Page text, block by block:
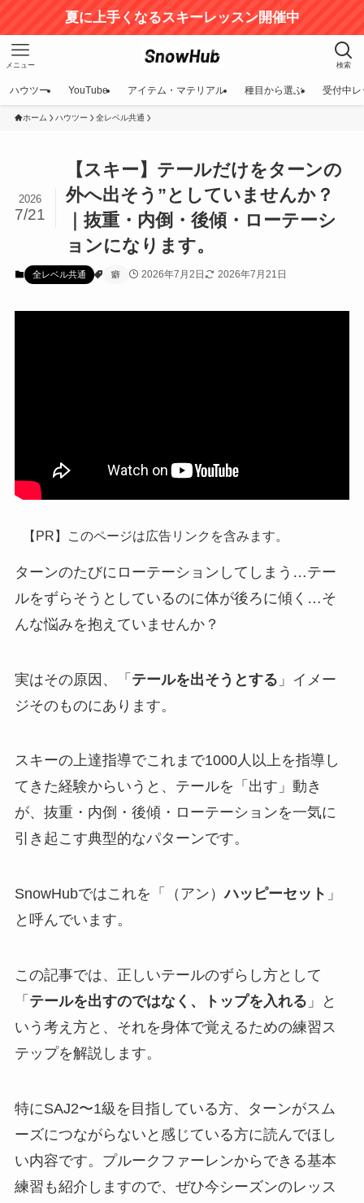
夏に上手くなるスキーレッスン開催中
検索
メニュー
ハウツー YouTube アイテム・マテリアル 種目から選ぶ 受付中レ
ホーム ハウツー 全レベル共通
【スキー】テールだけをターンの
外へ出そう”としていませんか？
｜抜重・内倒・後傾・ローテーシ
ョンになります。
2026
7/21
全レベル共通 癖 2026年7月2日 2026年7月21日
【PR】このページは広告リンクを含みます。
ターンのたびにローテーションしてしまう…テー
ルをずらそうとしているのに体が後ろに傾く…そ
んな悩みを抱えていませんか？
実はその原因、「 テールを出そうとする 」イメー
ジそのものにあります。
スキーの上達指導でこれまで1000人以上を指導し
てきた経験からいうと、テールを「出す」動き
が、抜重・内倒・後傾・ローテーションを一気に
引き起こす典型的なパターンです。
SnowHubではこれを「（アン）ハッピーセット 」
と呼んでいます。
この記事では、正しいテールのずらし方として
「 テールを出すのではなく、トップを入れる 」と
いう考え方と、それを身体で覚えるための練習ス
テップを解説します。
特にSAJ2〜1級を目指している方、ターンがスム
ーズにつながらないと感じている方に読んでほし
い内容です。プルークファーレンからできる基本
練習も紹介しますので、ぜひ今シーズンのレッス